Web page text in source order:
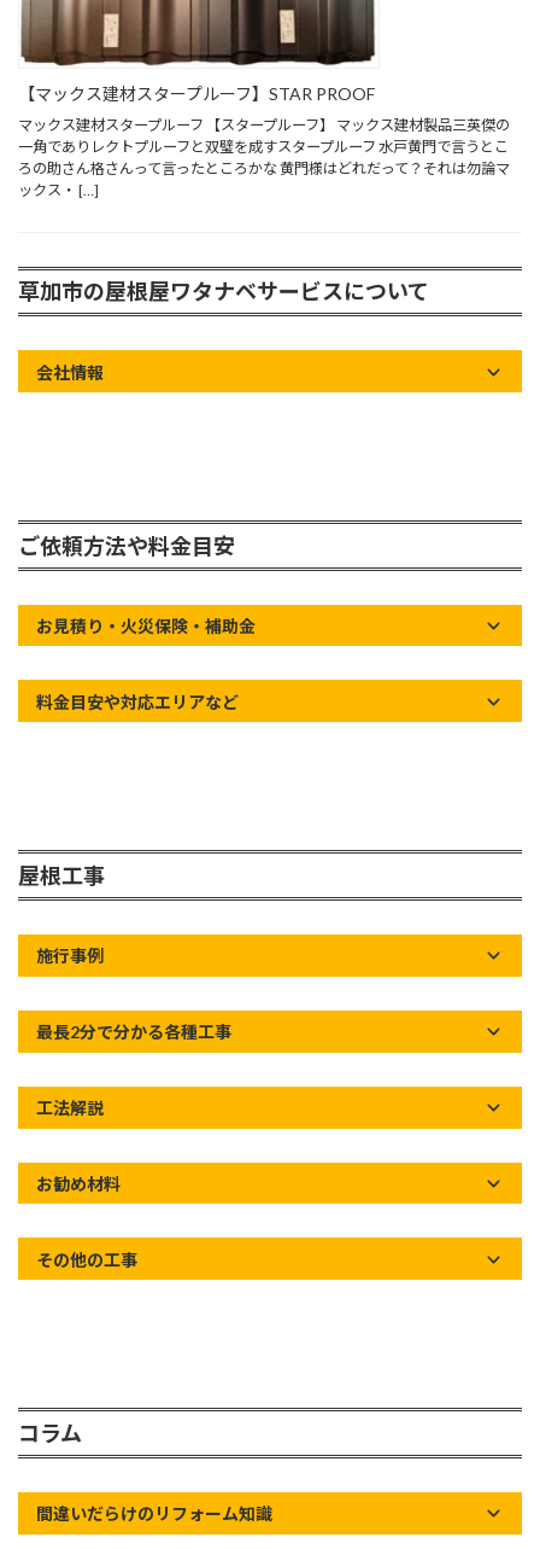
【マックス建材スタープルーフ】STAR PROOF
マックス建材スタープルーフ 【スタープルーフ】 マックス建材製品三英傑の
一角でありレクトプルーフと双璧を成すスタープルーフ 水戸黄門で言うとこ
ろの助さん格さんって言ったところかな 黄門様はどれだって？それは勿論マ
ックス・ […]
草加市の屋根屋ワタナベサービスについて
会社情報
ご依頼方法や料金目安
お見積り・火災保険・補助金
料金目安や対応エリアなど
屋根工事
施行事例
最長2分で分かる各種工事
工法解説
お勧め材料
その他の工事
コラム
間違いだらけのリフォーム知識